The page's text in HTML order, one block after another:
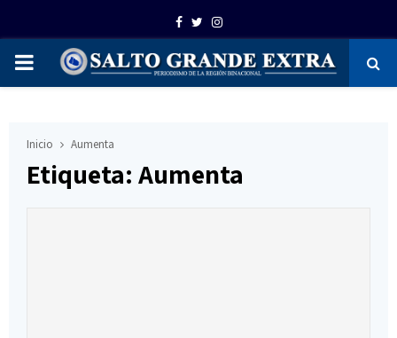
Facebook
TwitterInstagram
PRIMARY
Inicio Aumenta
Etiqueta: Aumenta